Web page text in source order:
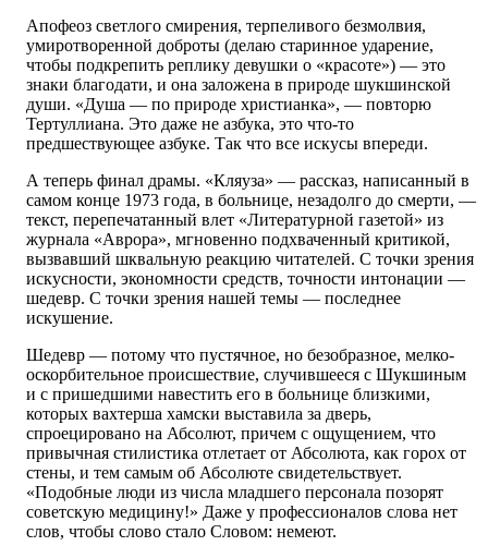
Апофеоз светлого смирения, терпеливого безмолвия,
умиротворенной доброты (делаю старинное ударение,
чтобы подкрепить реплику девушки о «красоте») — это
знаки благодати, и она заложена в природе шукшинской
души. «Душа — по природе христианка», — повторю
Тертуллиана. Это даже не азбука, это что-то
предшествующее азбуке. Так что все искусы впереди.
А теперь финал драмы. «Кляуза» — рассказ, написанный в
самом конце 1973 года, в больнице, незадолго до смерти, —
текст, перепечатанный влет «Литературной газетой» из
журнала «Аврора», мгновенно подхваченный критикой,
вызвавший шквальную реакцию читателей. С точки зрения
искусности, экономности средств, точности интонации —
шедевр. С точки зрения нашей темы — последнее
искушение.
Шедевр — потому что пустячное, но безобразное, мелко-
оскорбительное происшествие, случившееся с Шукшиным
и с пришедшими навестить его в больнице близкими,
которых вахтерша хамски выставила за дверь,
спроецировано на Абсолют, причем с ощущением, что
привычная стилистика отлетает от Абсолюта, как горох от
стены, и тем самым об Абсолюте свидетельствует.
«Подобные люди из числа младшего персонала позорят
советскую медицину!» Даже у профессионалов слова нет
слов, чтобы слово стало Словом: немеют.